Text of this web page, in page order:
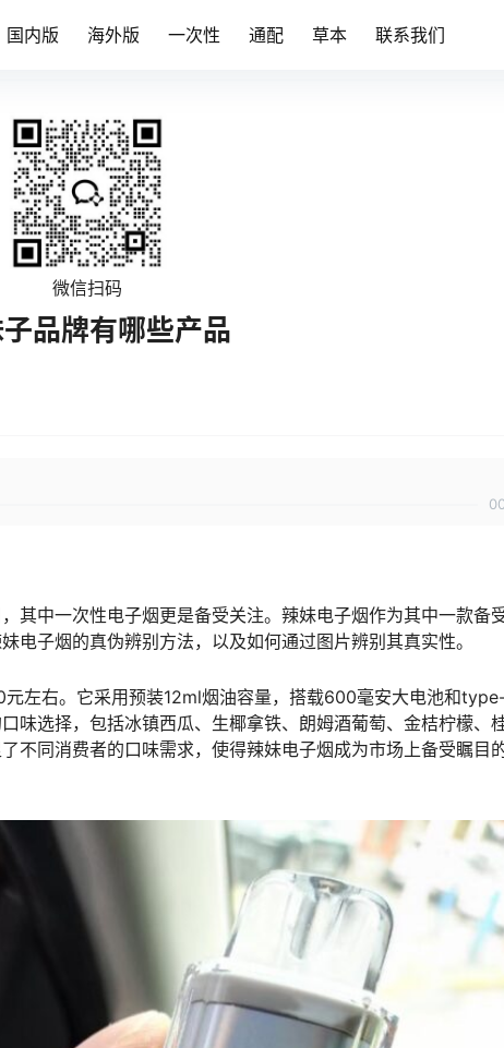
国内版 海外版 一次性 通配 草本 联系我们
微信扫码
品牌有哪些产品
其中一次性电子烟更是备受关注。辣妹电子烟作为其中一款备
电子烟的真伪辨别方法，以及如何通过图片辨别其真实性。
左右。它采用预装12ml烟油容量，搭载600毫安大电池和
味选择，包括冰镇西瓜、生椰拿铁、朗姆酒葡萄、金桔柠檬、
不同消费者的口味需求，使得辣妹电子烟成为市场上备受瞩目